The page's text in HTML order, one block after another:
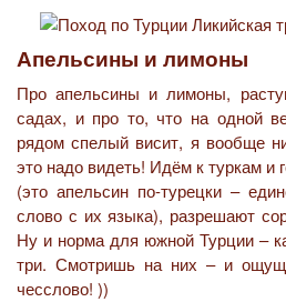
Апельсины и лимоны
Про апельсины и лимоны,
садах, и про то, что на одной
рядом спелый висит, я вообще
это надо видеть! Идём к туркам и
(это апельсин по-турецки –
слово с их языка), разрешают
Ну и норма для южной Турции –
три. Смотришь на них – и
чесслово! ))